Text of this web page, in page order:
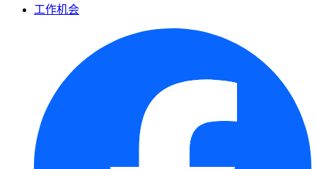
工作机会